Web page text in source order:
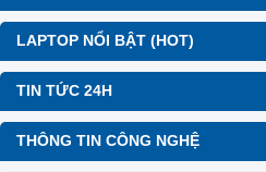
LAPTOP NỔI BẬT (HOT)
TIN TỨC 24H
THÔNG TIN CÔNG NGHỆ